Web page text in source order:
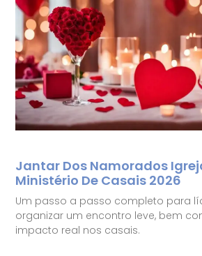
Jantar Dos Namorados
Ministério De Casais 2026
Um passo a passo completo para
organizar um encontro leve, bem
impacto real nos casais.